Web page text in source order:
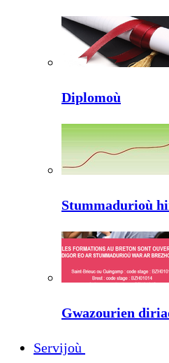
Diplomoù
Stummadurioù
Gwazourien
Servijoù